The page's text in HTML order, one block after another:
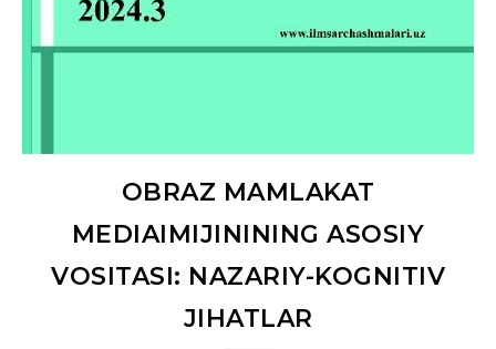
OBRAZ MAMLAKAT
MEDIAIMIJININING ASOSIY
VOSITASI: NAZARIY-KOGNITIV
JIHATLAR